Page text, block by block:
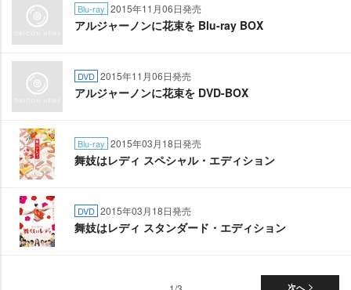
Blu-ray 2015年11月06日発売
アルジャーノンに花束を Blu-ray BOX
DVD 2015年11月06日発売
アルジャーノンに花束を DVD-BOX
Blu-ray 2015年03月18日発売
舞妓はレディ スペシャル・エディション
DVD 2015年03月18日発売
舞妓はレディ スタンダード・エディション
次へ